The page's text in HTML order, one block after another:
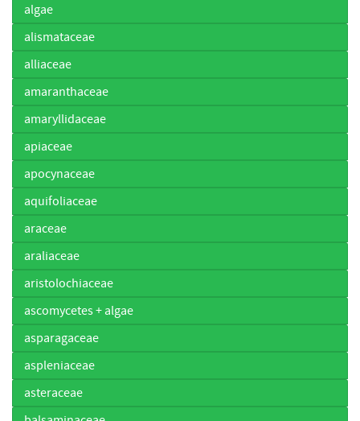
algae
alismataceae
alliaceae
amaranthaceae
amaryllidaceae
apiaceae
apocynaceae
aquifoliaceae
araceae
araliaceae
aristolochiaceae
ascomycetes + algae
asparagaceae
aspleniaceae
asteraceae